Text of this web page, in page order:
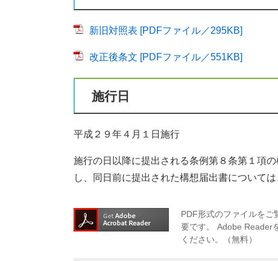
新旧対照表 [PDFファイル／295KB]
改正後条文 [PDFファイル／551KB]
施行日
平成２９年４月１日施行
施行の日以降に提出される条例第８条第１項
し、同日前に提出された構想届出書については
PDF形式のファイルを
要です。
Adobe Reader
ください。（無料）